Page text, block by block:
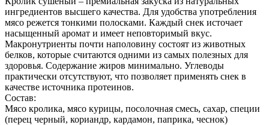
ингредиентов высшего качества. Для удобства употребления
мясо режется тонкими полосками. Каждый снек источает
насыщенный аромат и имеет неповторимый вкус.
Макронутриенты почти наполовину состоят из животных
белков, которые считаются одними из самых полезных для
здоровья. Содержание жиров минимально. Углеводы
практически отсутствуют, что позволяет применять снек в
качестве источника протеинов.
Состав:
Мясо кролика, мясо курицы, посолочная смесь, сахар, специи
(перец черный, кориандр, кардамон, паприка, чеснок)